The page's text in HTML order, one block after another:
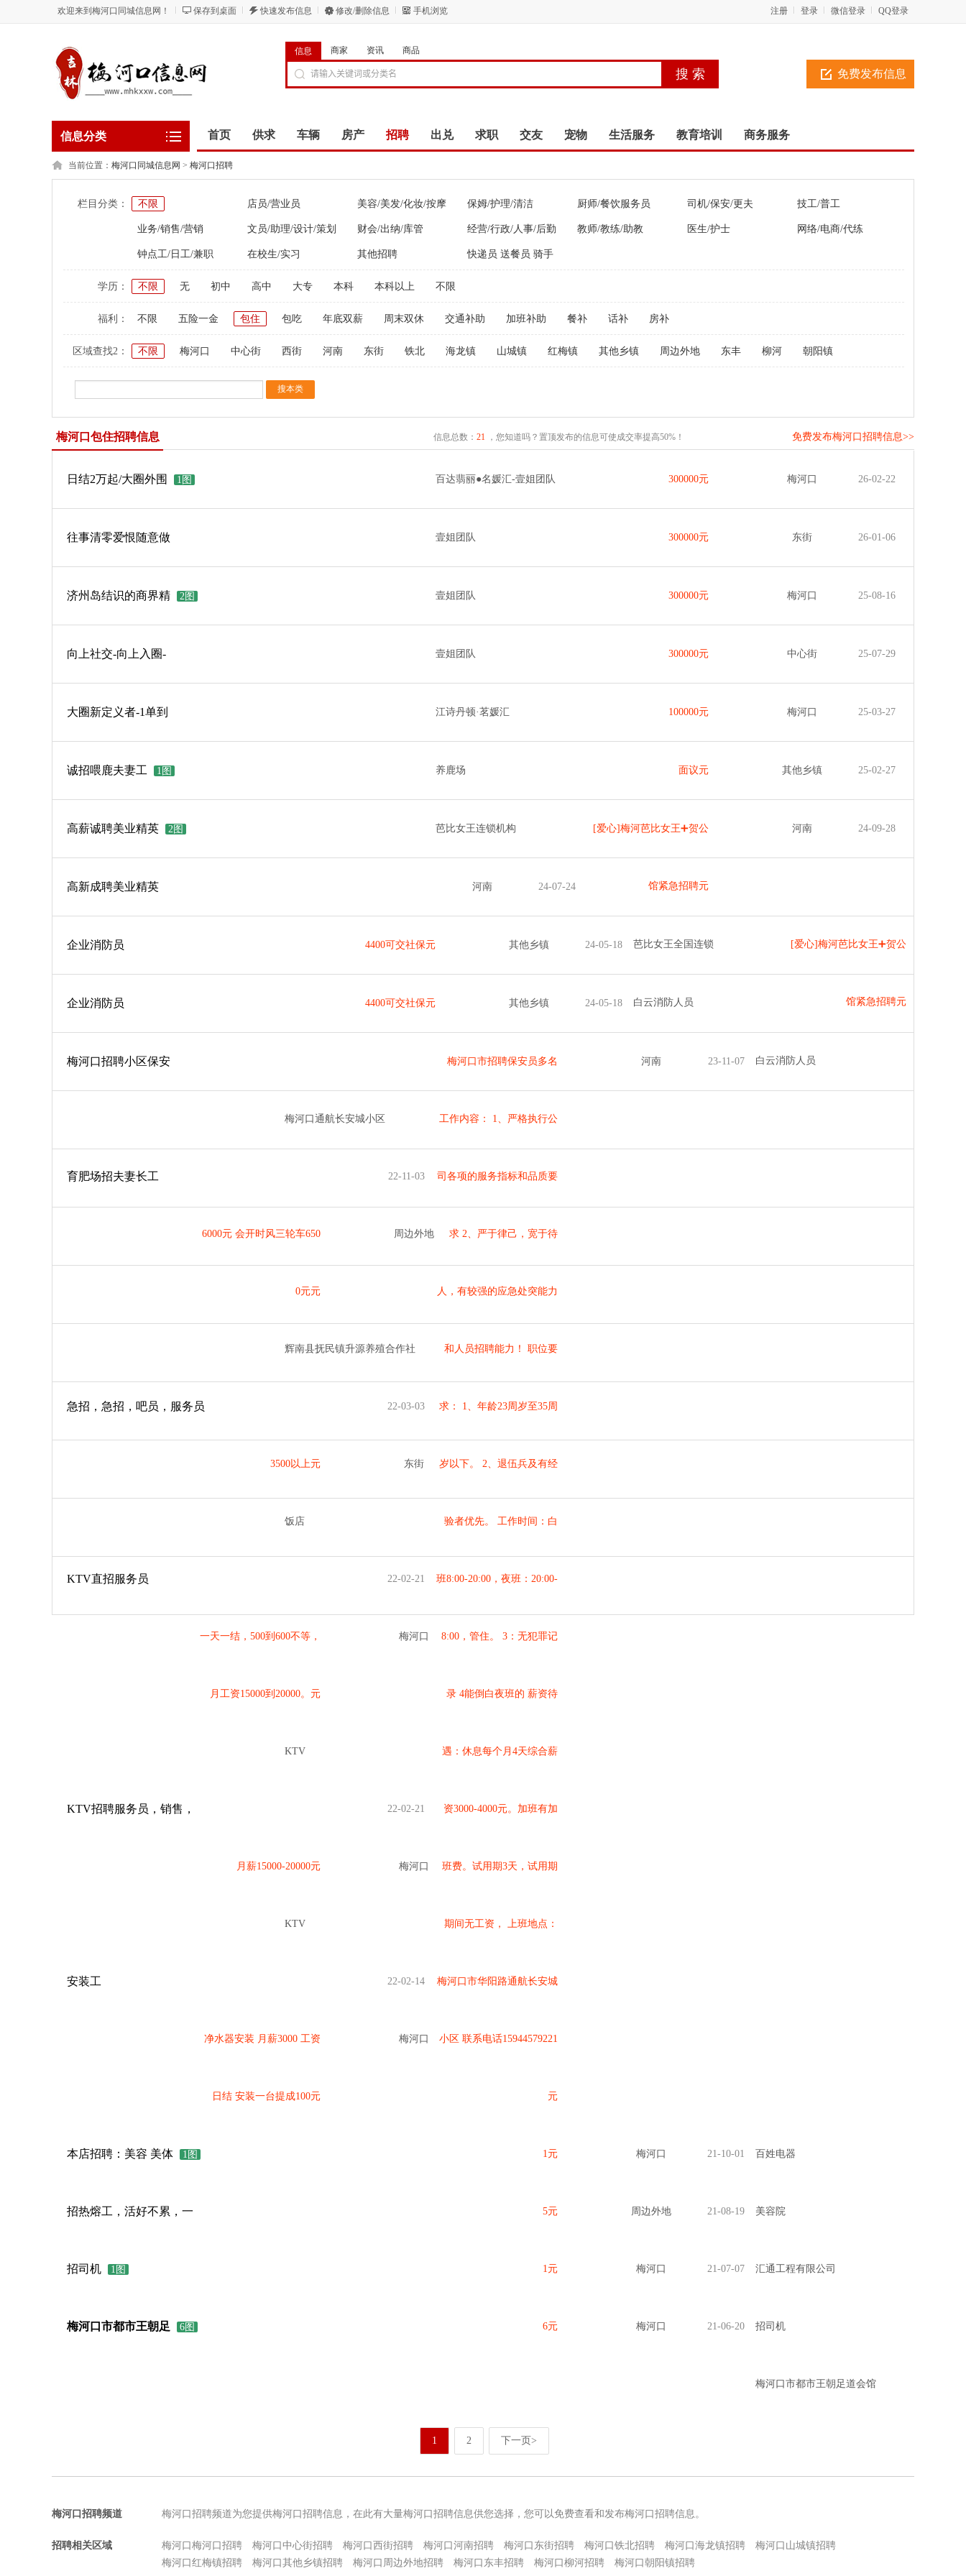
欢迎来到梅河口同城信息网！ 保存到桌面 快速发布信息 修改/删除信息 手机浏览 QQ登录
微信登录
登录
注册
免费发布信息
信息 商家 资讯 商品
信息分类 首页 供求 车辆 房产 招聘 出兑 求职 交友 宠物 生活服务 教育培训 商务服务
当前位置： 梅河口同城信息网 > 梅河口招聘
栏目分类： 不限 店员/营业员 美容/美发/化妆/按摩 保姆/护理/清洁 厨师/餐饮服务员 司机/保安/更夫 技工/普工
业务/销售/营销 文员/助理/设计/策划 财会/出纳/库管 经营/行政/人事/后勤 教师/教练/助教 医生/护士 网络/电商/代练
钟点工/日工/兼职 在校生/实习 其他招聘 快递员 送餐员 骑手
学历： 不限 无 初中 高中 大专 本科 本科以上 不限
福利： 不限 五险一金 包住 包吃 年底双薪 周末双休 交通补助 加班补助 餐补 话补 房补
区域查找2： 不限 梅河口 中心街 西街 河南 东街 铁北 海龙镇 山城镇 红梅镇 其他乡镇 周边外地 东丰 柳河 朝阳镇
梅河口包住招聘信息 信息总数： 21 ，您知道吗？置顶发布的信息可使成交率提高50%！ 免费发布梅河口招聘信息>>
日结2万起/大圈外围 1图 26-02-22
梅河口
300000元
百达翡丽●名媛汇-壹姐团队
往事清零爱恨随意做 26-01-06
东街
300000元
壹姐团队
济州岛结识的商界精 2图 25-08-16
梅河口
300000元
壹姐团队
向上社交-向上入圈- 25-07-29
中心街
300000元
壹姐团队
大圈新定义者-1单到 25-03-27
梅河口
100000元
江诗丹顿·茗媛汇
诚招喂鹿夫妻工 1图 25-02-27
其他乡镇
面议元
养鹿场
高薪诚聘美业精英 2图 24-09-28
河南
[爱心]梅河芭比女王➕贺公
馆紧急招聘元
芭比女王连锁机构
高新成聘美业精英 24-07-24
河南
[爱心]梅河芭比女王➕贺公
馆紧急招聘元
芭比女王全国连锁
企业消防员 24-05-18
其他乡镇
4400可交社保元
白云消防人员
企业消防员 24-05-18
其他乡镇
4400可交社保元
白云消防人员
梅河口招聘小区保安 23-11-07
河南
梅河口市招聘保安员多名
工作内容： 1、严格执行公
司各项的服务指标和品质要
求 2、严于律己，宽于待
人，有较强的应急处突能力
和人员招聘能力！ 职位要
求： 1、年龄23周岁至35周
岁以下。 2、退伍兵及有经
验者优先。 工作时间：白
班8:00-20:00，夜班：20:00-
8:00，管住。 3：无犯罪记
录 4能倒白夜班的 薪资待
遇：休息每个月4天综合薪
资3000-4000元。加班有加
班费。试用期3天，试用期
期间无工资， 上班地点：
梅河口市华阳路通航长安城
小区 联系电话15944579221
元
梅河口通航长安城小区
育肥场招夫妻长工 22-11-03
周边外地
6000元 会开时风三轮车650
0元元
辉南县抚民镇升源养殖合作社
急招，急招，吧员，服务员 22-03-03
东街
3500以上元
饭店
KTV直招服务员 22-02-21
梅河口
一天一结，500到600不等，
月工资15000到20000。元
KTV
KTV招聘服务员，销售， 22-02-21
梅河口
月薪15000-20000元
KTV
安装工 22-02-14
梅河口
净水器安装 月薪3000 工资
日结 安装一台提成100元
百姓电器
本店招聘：美容 美体 1图 21-10-01
梅河口
1元
美容院
招热熔工，活好不累，一 21-08-19
周边外地
5元
汇通工程有限公司
招司机 1图 21-07-07
梅河口
1元
招司机
梅河口市都市王朝足 6图 21-06-20
梅河口
6元
梅河口市都市王朝足道会馆
1 2 下一页>
梅河口招聘频道 梅河口招聘频道为您提供梅河口招聘信息，在此有大量梅河口招聘信息供您选择，您可以免费查看和发布梅河口招聘信息。
招聘相关区域 梅河口梅河口招聘 梅河口中心街招聘 梅河口西街招聘 梅河口河南招聘 梅河口东街招聘 梅河口铁北招聘 梅河口海龙镇招聘
梅河口山城镇招聘
梅河口红梅镇招聘
梅河口其他乡镇招聘 梅河口周边外地招聘 梅河口东丰招聘 梅河口柳河招聘 梅河口朝阳镇招聘